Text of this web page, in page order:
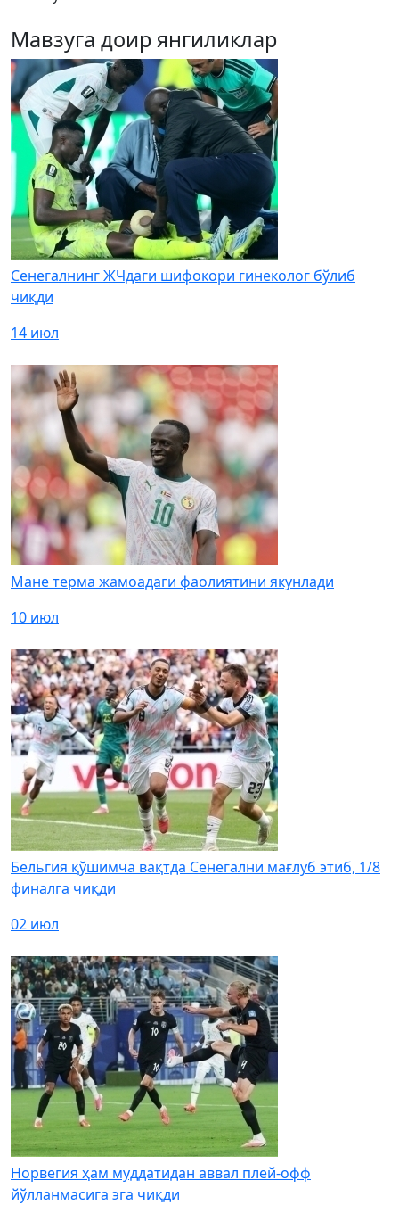
Мавзуга доир янгиликлар
Сенегалнинг ЖЧдаги шифокори гинеколог бўлиб
чиқди
14 июл
Мане терма жамоадаги фаолиятини якунлади
10 июл
Бельгия қўшимча вақтда Сенегални мағлуб этиб, 1/8
финалга чиқди
02 июл
Норвегия ҳам муддатидан аввал плей-офф
йўлланмасига эга чиқди